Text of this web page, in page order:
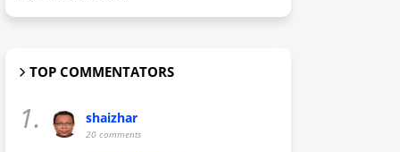
TOP COMMENTATORS
1. shaizhar
20 comments